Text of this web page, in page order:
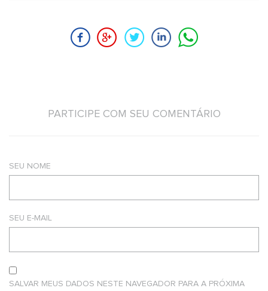
PARTICIPE COM SEU COMENTÁRIO
SEU NOME
SEU E-MAIL
SALVAR MEUS DADOS NESTE NAVEGADOR PARA A PRÓXIMA